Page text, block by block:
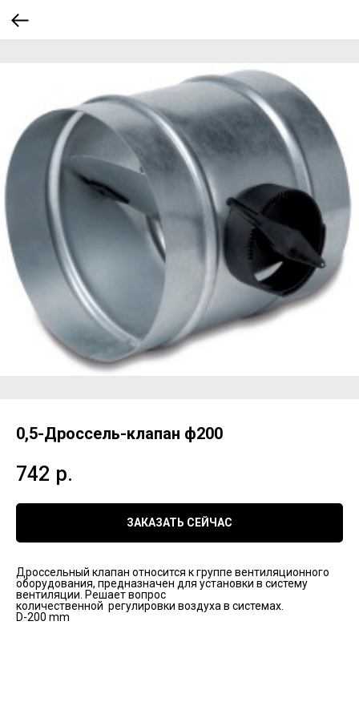
0,5-Дроссель-клапан ф200
742 р.
ЗАКАЗАТЬ СЕЙЧАС
Дроссельный клапан относится к группе вентиляционного
оборудования, предназначен для установки в систему
вентиляции. Решает вопрос
количественной регулировки воздуха в системах.
D-200 mm